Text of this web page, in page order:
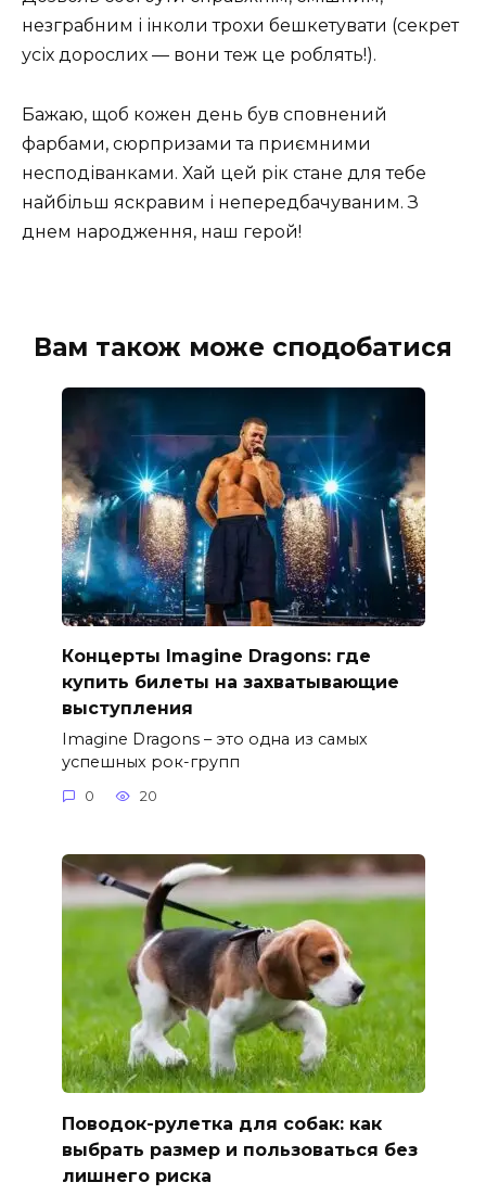
незграбним і інколи трохи бешкетувати (секрет
усіх дорослих — вони теж це роблять!).
Бажаю, щоб кожен день був сповнений
фарбами, сюрпризами та приємними
несподіванками. Хай цей рік стане для тебе
найбільш яскравим і непередбачуваним. З
днем народження, наш герой!
Вам також може сподобатися
Концерты Imagine Dragons: где
купить билеты на захватывающие
выступления
Imagine Dragons – это одна из самых
успешных рок-групп
0 20
Поводок-рулетка для собак: как
выбрать размер и пользоваться без
лишнего риска